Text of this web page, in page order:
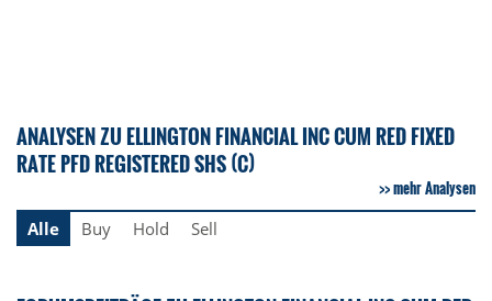
ANALYSEN ZU ELLINGTON FINANCIAL INC CUM RED FIXED
RATE PFD REGISTERED SHS (C)
mehr Analysen
Alle
Buy Hold Sell